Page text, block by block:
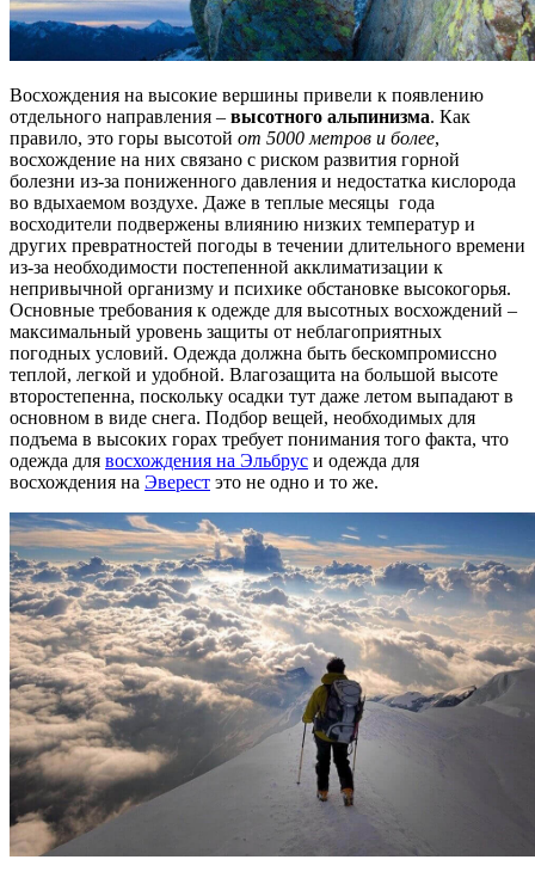
Восхождения на высокие вершины привели к появлению
отдельного направления – высотного альпинизма. Как
правило, это горы высотой от 5000 метров и более,
восхождение на них связано с риском развития горной
болезни из-за пониженного давления и недостатка кислорода
во вдыхаемом воздухе. Даже в теплые месяцы года
восходители подвержены влиянию низких температур и
других превратностей погоды в течении длительного времени
из-за необходимости постепенной акклиматизации к
непривычной организму и психике обстановке высокогорья.
Основные требования к одежде для высотных восхождений –
максимальный уровень защиты от неблагоприятных
погодных условий. Одежда должна быть бескомпромиссно
теплой, легкой и удобной. Влагозащита на большой высоте
второстепенна, поскольку осадки тут даже летом выпадают в
основном в виде снега. Подбор вещей, необходимых для
подъема в высоких горах требует понимания того факта, что
одежда для восхождения на Эльбрус и одежда для
восхождения на Эверест это не одно и то же.